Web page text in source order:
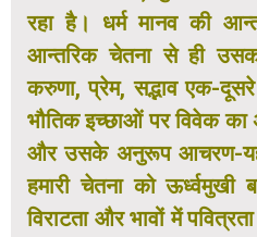
रहा है। धर्म मानव की
आन्तरिक चेतना से ही
करुणा, प्रेम, सद्भाव एक-दूसरे
भौतिक इच्छाओं पर विवेक
और उसके अनुरूप आचरण-यह
हमारी चेतना को ऊर्ध्वमुखी
विराटता और भावों में